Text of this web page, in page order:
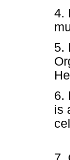
4.
5.
6.
is